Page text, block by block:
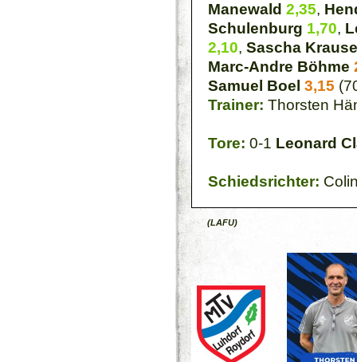
Manewald 2,35,
Schulenburg 1,70,
2,10, Sascha Krause
Marc-Andre Böhme
Samuel Boel 3,15
Trainer: Thorsten
Tore: 0-1 Leonard
Schiedsrichter:
(LAFU)